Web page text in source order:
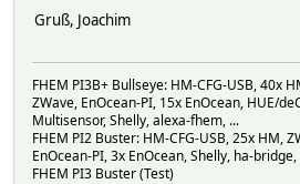
Gruß, Joachim
FHEM PI3B+ Bullseye: HM-CFG-USB, 40x
ZWave, EnOcean-PI, 15x EnOcean, HUE/
Multisensor, Shelly, alexa-fhem, ...
FHEM PI2 Buster: HM-CFG-USB, 25x HM,
EnOcean-PI, 3x EnOcean, Shelly, ha-bridge,
FHEM PI3 Buster (Test)